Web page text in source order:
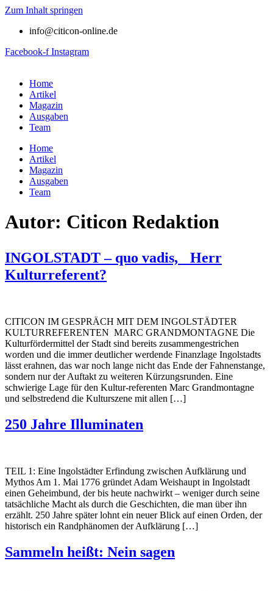
Zum Inhalt springen
info@citicon-online.de
Facebook-f Instagram
Home
Artikel
Magazin
Ausgaben
Team
Home
Artikel
Magazin
Ausgaben
Team
Autor: Citicon Redaktion
INGOLSTADT – quo vadis, Herr
Kulturreferent?
CITICON IM GESPRÄCH MIT DEM INGOLSTÄDTER
KULTURREFERENTEN MARC GRANDMONTAGNE Die
Kulturfördermittel der Stadt sind bereits zusammengestrichen
worden und die immer deutlicher werdende Finanzlage Ingolstadts
lässt erahnen, das war noch lange nicht das Ende der Fahnenstange,
sondern nur der Auftakt zu weiteren Kürzungsrunden. Eine
schwierige Lage für den Kultur-referenten Marc Grandmontagne
und selbstredend die Kulturszene mit allen […]
250 Jahre Illuminaten
TEIL 1: Eine Ingolstädter Erfindung zwischen Aufklärung und
Mythos Am 1. Mai 1776 gründet Adam Weishaupt in Ingolstadt
einen Geheimbund, der bis heute nachwirkt – weniger durch seine
tatsächliche Macht als durch die Geschichten, die man über ihn
erzählt. 250 Jahre später lohnt ein neuer Blick auf einen Orden, der
historisch ein Randphänomen der Aufklärung […]
Sammeln heißt: Nein sagen